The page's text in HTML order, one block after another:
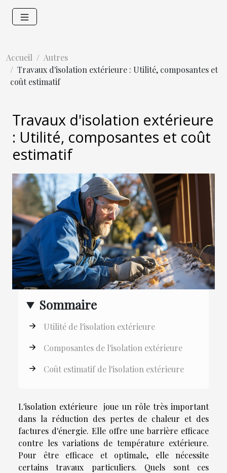
Accueil
Autres
Travaux d'isolation extérieure : Utilité, composantes et
coût estimatif
Travaux d'isolation extérieure
: Utilité, composantes et coût
estimatif
Sommaire
Utilité de l'isolation extérieure
Composantes de l'isolation extérieure
Coût estimatif de l'isolation extérieure
L'isolation extérieure joue un rôle très important
dans la réduction des pertes de chaleur et des
factures d'énergie. Elle offre une barrière efficace
contre les variations de température extérieure.
Pour être efficace et optimale, elle nécessite
certains travaux particuliers. Quels sont ces